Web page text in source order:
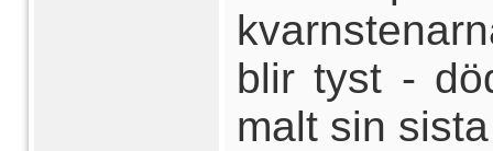
blir tyst -
malt sin